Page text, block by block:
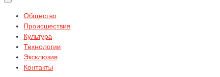
Общество
Происшествия
Культура
Технологии
Эксклюзив
Контакты